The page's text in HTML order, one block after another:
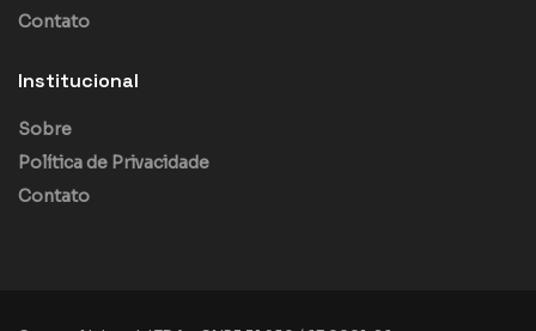
Contato
Institucional
Sobre
Política de Privacidade
Contato